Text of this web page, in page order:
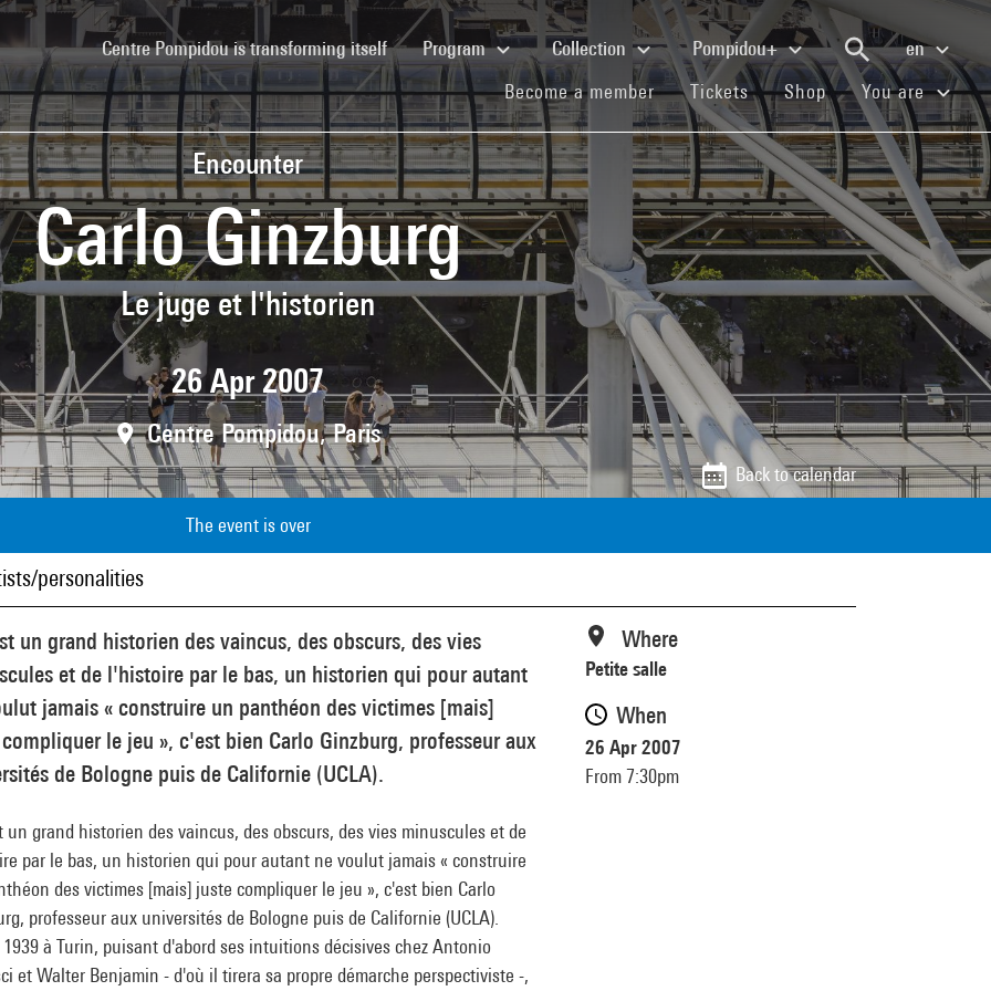
Centre Pompidou is transforming itself(current)Program Collection Pompidou+
en
Become a member(current)
Tickets(current)
Shop(current)You are
Encounter
Carlo Ginzburg
Le juge et l'historien
26 Apr 2007
Centre Pompidou, Paris
Back to calendar
The event is over
personalities
un grand historien des vaincus, des obscurs, des vies
et de l'histoire par le bas, un historien qui pour autant
jamais « construire un panthéon des victimes [mais]
le jeu », c'est bien Carlo Ginzburg, professeur aux
de Bologne puis de Californie (UCLA).
un grand historien des vaincus, des obscurs, des vies minuscules et de
par le bas, un historien qui pour autant ne voulut jamais « construire
des victimes [mais] juste compliquer le jeu », c'est bien Carlo
professeur aux universités de Bologne puis de Californie (UCLA).
à Turin, puisant d'abord ses intuitions décisives chez Antonio
et Walter Benjamin - d'où il tirera sa propre démarche perspectiviste -,
Where
Petite salle
When
26 Apr 2007
From 7:30pm